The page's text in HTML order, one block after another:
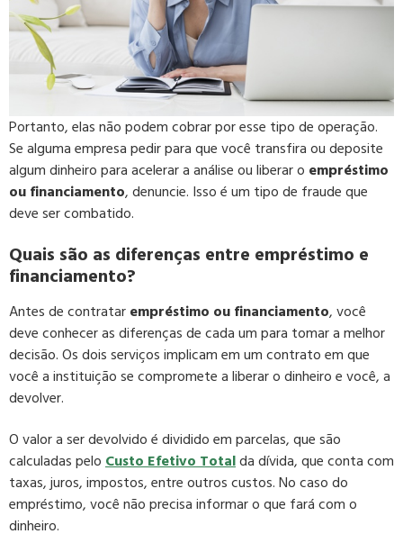
Portanto, elas não podem cobrar por esse tipo de operação.
Se alguma empresa pedir para que você transfira ou deposite
algum dinheiro para acelerar a análise ou liberar o empréstimo
ou financiamento, denuncie. Isso é um tipo de fraude que
deve ser combatido.
Quais são as diferenças entre empréstimo e
financiamento?
Antes de contratarempréstimo ou financiamento, você
deve conhecer as diferenças de cada um para tomar a melhor
decisão. Os dois serviços implicam em um contrato em que
você a instituição se compromete a liberar o dinheiro e você, a
devolver.
O valor a ser devolvido é dividido em parcelas, que são
calculadas peloCusto Efetivo Totalda dívida, que conta com
taxas, juros, impostos, entre outros custos. No caso do
empréstimo, você não precisa informar o que fará com o
dinheiro.